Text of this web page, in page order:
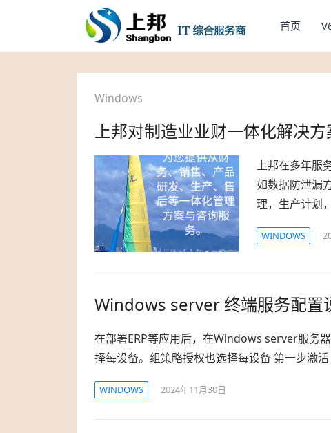
首页
Windows
上邦对制造业业财一体化解决方
上邦在多年服
如数据防泄漏
理，生产计划
WINDOWS
Windows server 终端服务配置
在部署ERP等应用后，在Windows server服务
择每设备。组策略授权也选择每设备 第一步激
WINDOWS 2024年11月30日